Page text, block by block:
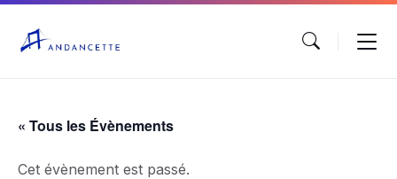
« Tous les Évènements
Cet évènement est passé.